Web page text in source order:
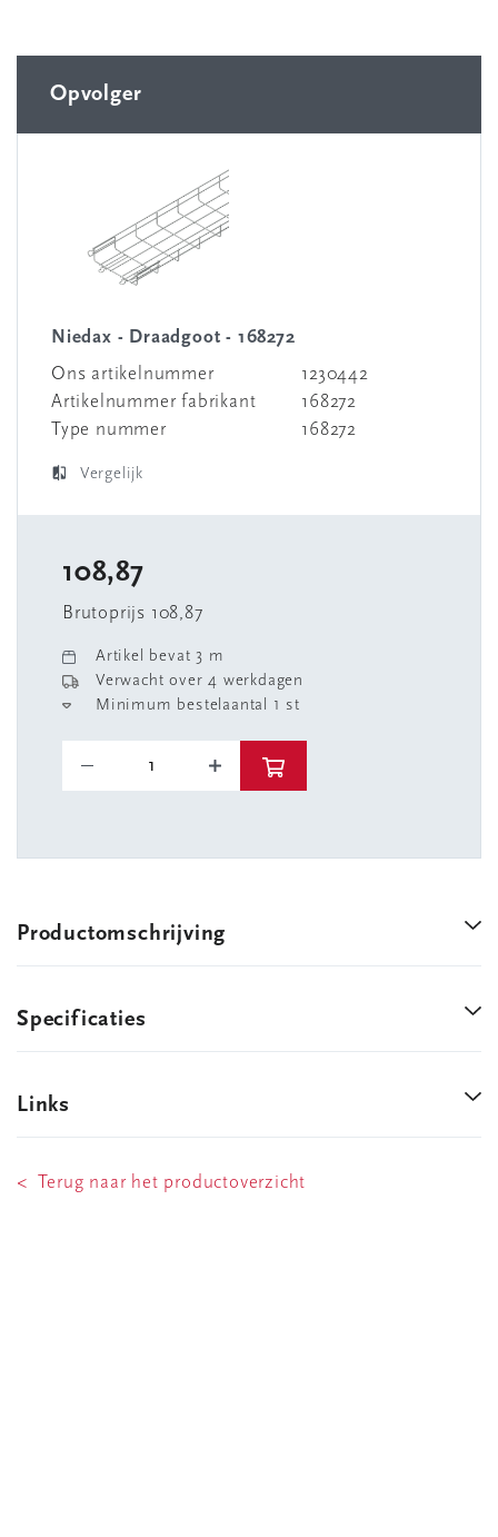
Opvolger
Niedax - Draadgoot - 168272
Ons artikelnummer
1230442
Artikelnummer fabrikant
168272
Type nummer
168272
Vergelijk
108,87
Brutoprijs 108,87
Artikel bevat 3 m
Verwacht over 4 werkdagen
Minimum bestelaantal 1 st
Productomschrijving
Specificaties
Links
< Terug naar het productoverzicht